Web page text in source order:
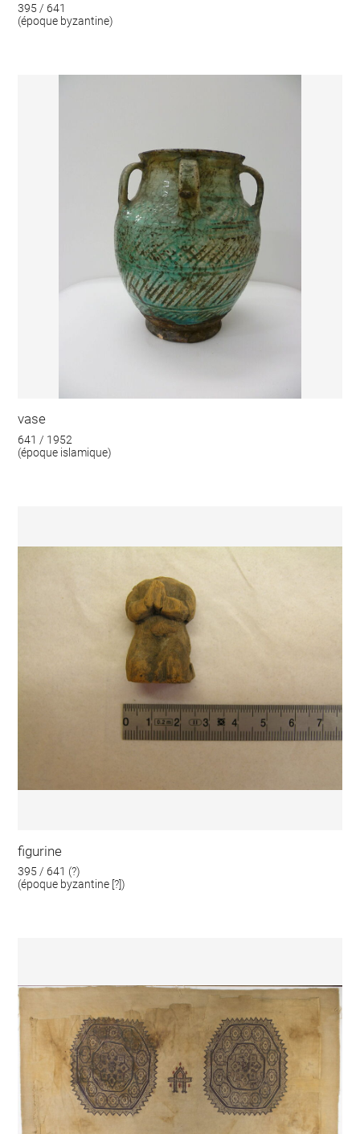
395 / 641
(époque byzantine)
vase
641 / 1952
(époque islamique)
figurine
395 / 641 (?)
(époque byzantine [?])